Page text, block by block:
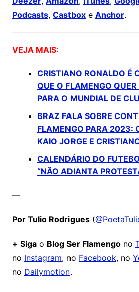
Podcasts, Castboxe Anchor.
VEJA MAIS:
CRISTIANO RONALDO É
QUE O FLAMENGO
PARA O MUNDIAL DE
BRAZ FALA SOBRE
FLAMENGO PARA 2023:
KAIO JORGE E
CALENDÁRIO DO
“NÃO ADIANTA
—
Por Tulio Rodrigues(
+ Sigao Blog Ser Flamengono
no Instagram, no Facebook, no
no Dailymotion.